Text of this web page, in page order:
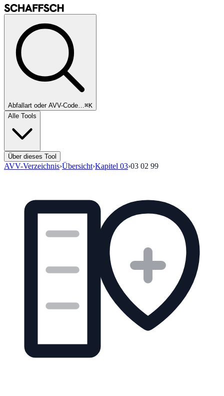
Abfallart oder AVV-Code…⌘K
Alle Tools
Über dieses Tool
AVV-Verzeichnis›Übersicht›Kapitel 03›03 02 99